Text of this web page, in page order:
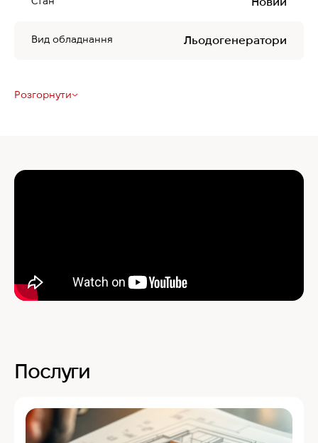
Вид обладнання Льодогенератори
Розгорнути
Послуги